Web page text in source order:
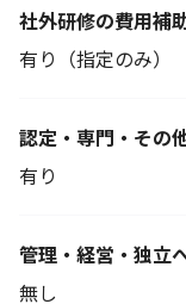
社外研修の費用補
有り（指定のみ）
認定・専門・その
有り
管理・経営・独立
無し